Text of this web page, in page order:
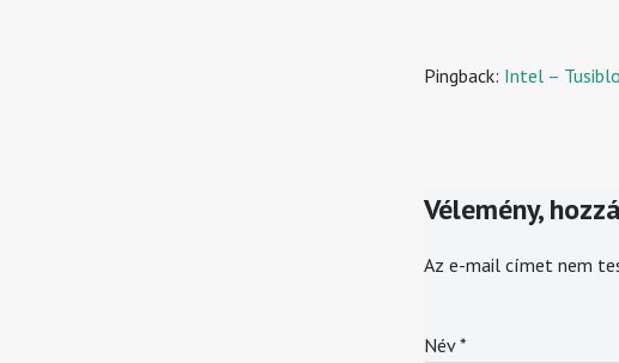
Pingback: Intel –
Vélemény,
Az e-mail címet nem
Név*